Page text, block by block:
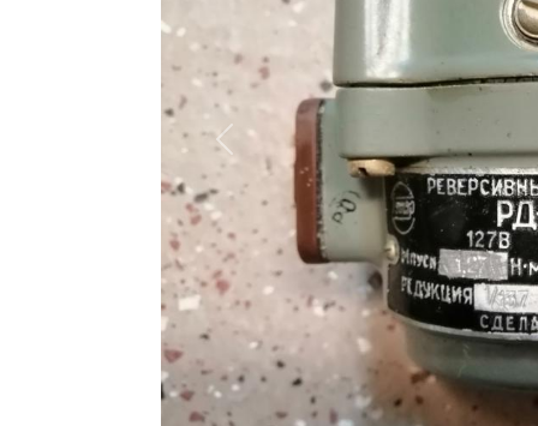
Previous